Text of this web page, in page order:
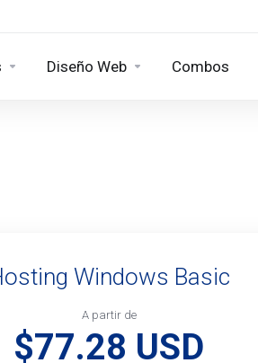
Diseño Web Combos
Windows Basic
A partir de
$77.28 USD